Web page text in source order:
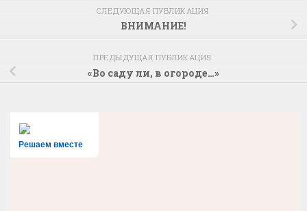
СЛЕДУЮЩАЯ ПУБЛИКАЦИЯ
ВНИМАНИЕ!
ПРЕДЫДУЩАЯ ПУБЛИКАЦИЯ
«Во саду ли, в огороде…»
Решаем вместе